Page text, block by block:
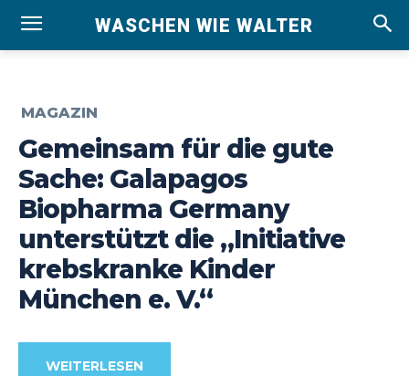
WASCHEN WIE WALTER
MAGAZIN
Gemeinsam für die gute
Sache: Galapagos
Biopharma Germany
unterstützt die „Initiative
krebskranke Kinder
München e. V.“
WEITERLESEN